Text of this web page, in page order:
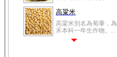
高粱米
高粱米別名為蜀黍，為
禾本科一年生作物。...